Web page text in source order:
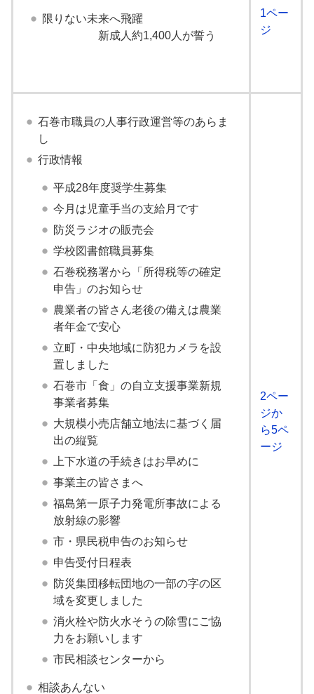
限りない未来へ飛躍
新成人約1,400人が誓う
1ペー
ジ
石巻市職員の人事行政運営等のあらま
し
行政情報
平成28年度奨学生募集
今月は児童手当の支給月です
防災ラジオの販売会
学校図書館職員募集
石巻税務署から「所得税等の確定
申告」のお知らせ
農業者の皆さん老後の備えは農業
者年金で安心
立町・中央地域に防犯カメラを設
置しました
石巻市「食」の自立支援事業新規
事業者募集
大規模小売店舗立地法に基づく届
出の縦覧
上下水道の手続きはお早めに
事業主の皆さまへ
福島第一原子力発電所事故による
放射線の影響
市・県民税申告のお知らせ
申告受付日程表
防災集団移転団地の一部の字の区
域を変更しました
消火栓や防火水そうの除雪にご協
力をお願いします
市民相談センターから
相談あんない
2ペー
ジか
ら5ペ
ージ